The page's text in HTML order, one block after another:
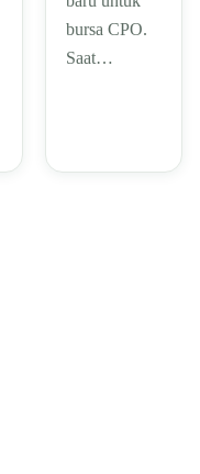
bursa CPO.
Saat…